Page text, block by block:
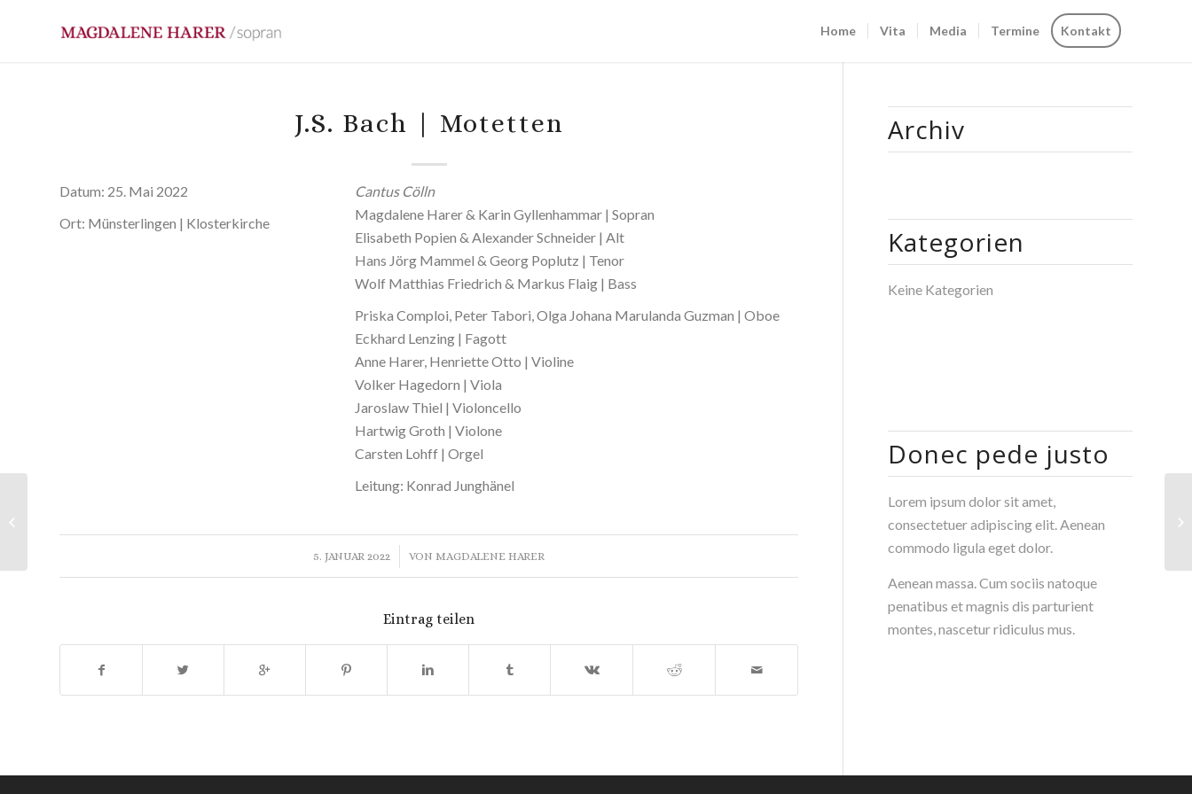
Home Vita Media Termine Kontakt
J.S. Bach | Motetten
Datum: 25. Mai 2022
Ort: Münsterlingen | Klosterkirche
Cantus Cölln
Magdalene Harer & Karin Gyllenhammar | Sopran
Elisabeth Popien & Alexander Schneider | Alt
Hans Jörg Mammel & Georg Poplutz | Tenor
Wolf Matthias Friedrich & Markus Flaig | Bass
Priska Comploi, Peter Tabori, Olga Johana Marulanda Guzman | Oboe
Eckhard Lenzing | Fagott
Anne Harer, Henriette Otto | Violine
Volker Hagedorn | Viola
Jaroslaw Thiel | Violoncello
Hartwig Groth | Violone
Carsten Lohff | Orgel
Leitung: Konrad Junghänel
5. JANUAR 2022
/ VON MAGDALENE HARER
Eintrag teilen
Archiv
Kategorien
Keine Kategorien
Donec pede justo
Lorem ipsum dolor sit amet,
consectetuer adipiscing elit. Aenean
commodo ligula eget dolor.
Aenean massa. Cum sociis natoque
penatibus et magnis dis parturient
montes, nascetur ridiculus mus.